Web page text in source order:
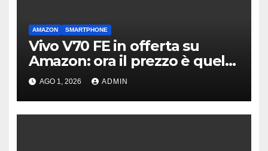
AMAZON SMARTPHONE
Vivo V70 FE in offerta su
Amazon: ora il prezzo è quello
giusto?
AGO 1, 2026 ADMIN